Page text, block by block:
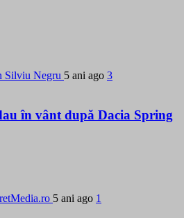
Silviu Negru 5 ani ago 3
în vânt după Dacia Spring
5 ani ago 1